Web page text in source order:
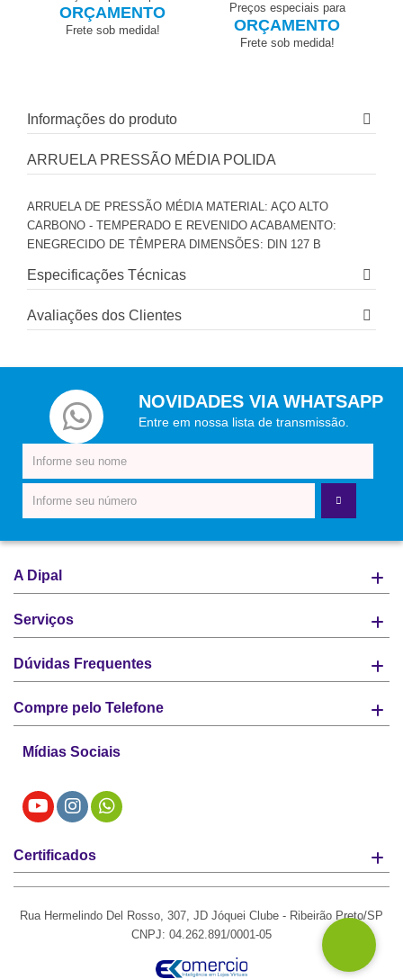
ORÇAMENTO
Frete sob medida!
Preços especiais para
ORÇAMENTO
Frete sob medida!
Informações do produto
ARRUELA PRESSÃO MÉDIA POLIDA
ARRUELA DE PRESSÃO MÉDIA MATERIAL: AÇO ALTO
CARBONO - TEMPERADO E REVENIDO ACABAMENTO:
ENEGRECIDO DE TÊMPERA DIMENSÕES: DIN 127 B
Especificações Técnicas
Avaliações dos Clientes
NOVIDADES VIA WHATSAPP
Entre em nossa lista de transmissão.
A Dipal
Serviços
Dúvidas Frequentes
Compre pelo Telefone
Mídias Sociais
Certificados
Rua Hermelindo Del Rosso, 307, JD Jóquei Clube - Ribeirão Preto/SP
CNPJ: 04.262.891/0001-05